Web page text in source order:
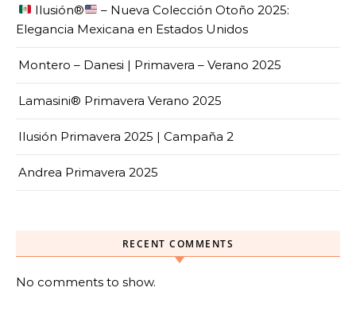
Ilusión®️
– Nueva Colección Otoño 2025:
Elegancia Mexicana en Estados Unidos
Montero – Danesi | Primavera – Verano 2025
Lamasini® Primavera Verano 2025
Ilusión Primavera 2025 | Campaña 2
Andrea Primavera 2025
RECENT COMMENTS
No comments to show.